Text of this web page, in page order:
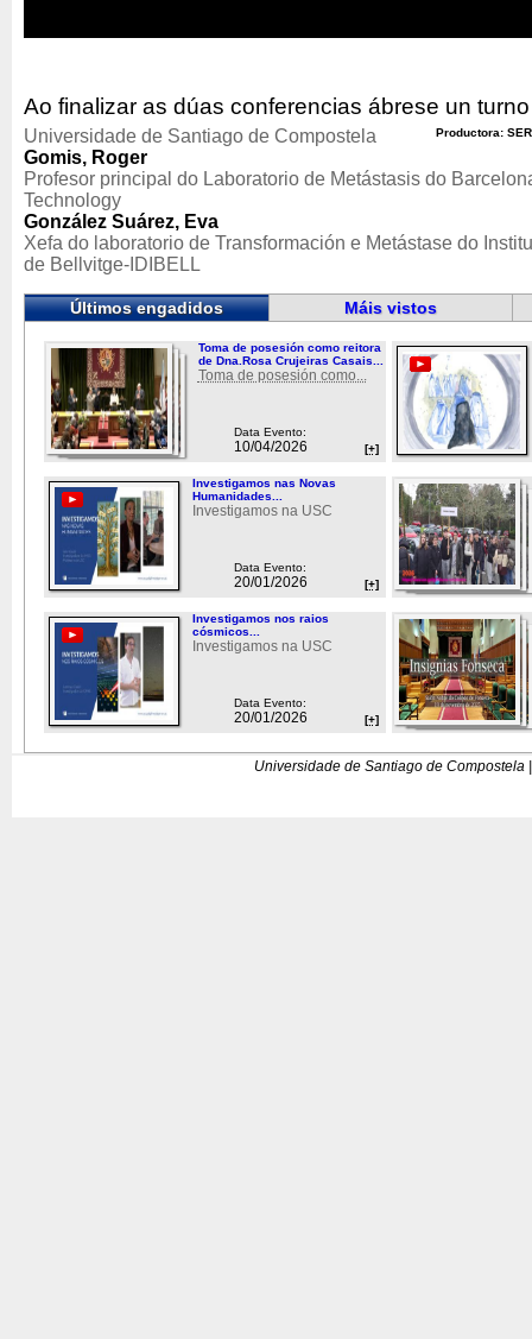
Ao finalizar as dúas conferencias ábrese un
Productora:
Universidade de Santiago de Compostela
Gomis, Roger
Profesor principal do Laboratorio de Metástasis do
Technology
González Suárez, Eva
Xefa do laboratorio de Transformación e Metástase do
de Bellvitge-IDIBELL
Últimos engadidos Máis vistos
Toma de posesión como reitora
de Dna.Rosa Crujeiras Casais...
Toma de posesión como...
Data Evento:
10/04/2026 [+]
Investigamos nas Novas
Humanidades...
Investigamos na USC
Data Evento:
20/01/2026 [+]
Investigamos nos raios
cósmicos...
Investigamos na USC
Data Evento:
20/01/2026 [+]
Universidade de Santiago de